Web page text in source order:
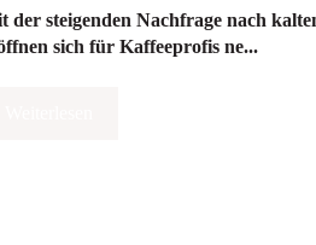
der steigenden Nachfrage nach
sich für Kaffeeprofis ne...